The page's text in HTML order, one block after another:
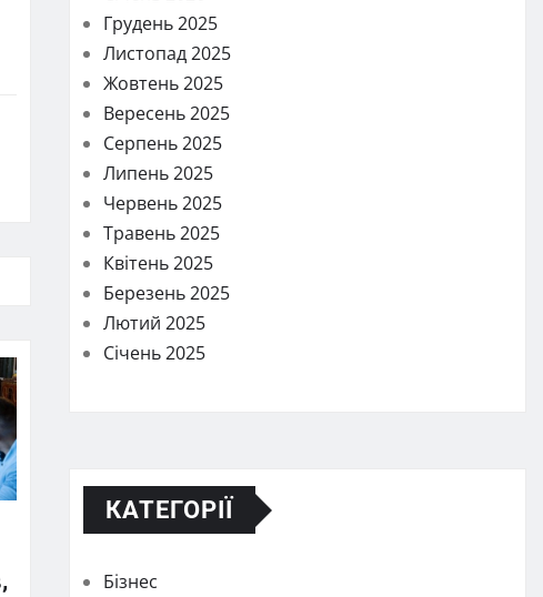
Грудень 2025
Листопад 2025
Жовтень 2025
Вересень 2025
Серпень 2025
Липень 2025
Червень 2025
Травень 2025
Квітень 2025
Березень 2025
Лютий 2025
Січень 2025
КАТЕГОРІЇ
Бізнес